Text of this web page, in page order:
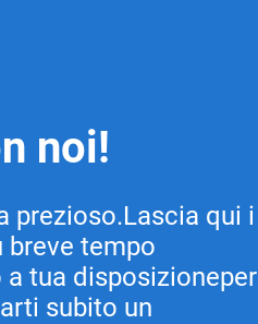
noi!
prezioso.Lascia qui i
tempo
tua disposizioneper
subito un